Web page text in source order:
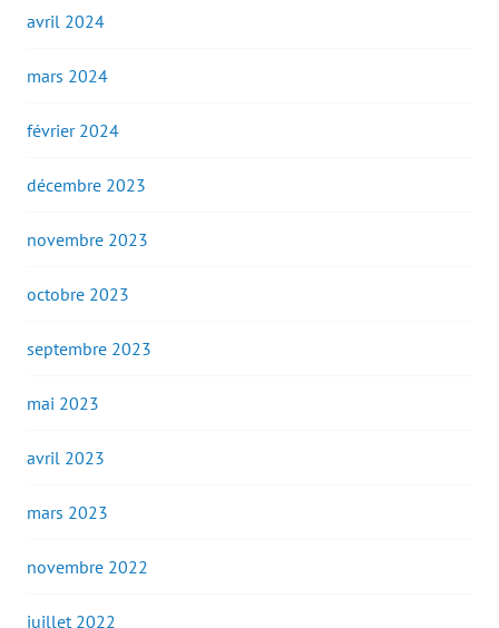
avril 2024
mars 2024
février 2024
décembre 2023
novembre 2023
octobre 2023
septembre 2023
mai 2023
avril 2023
mars 2023
novembre 2022
juillet 2022